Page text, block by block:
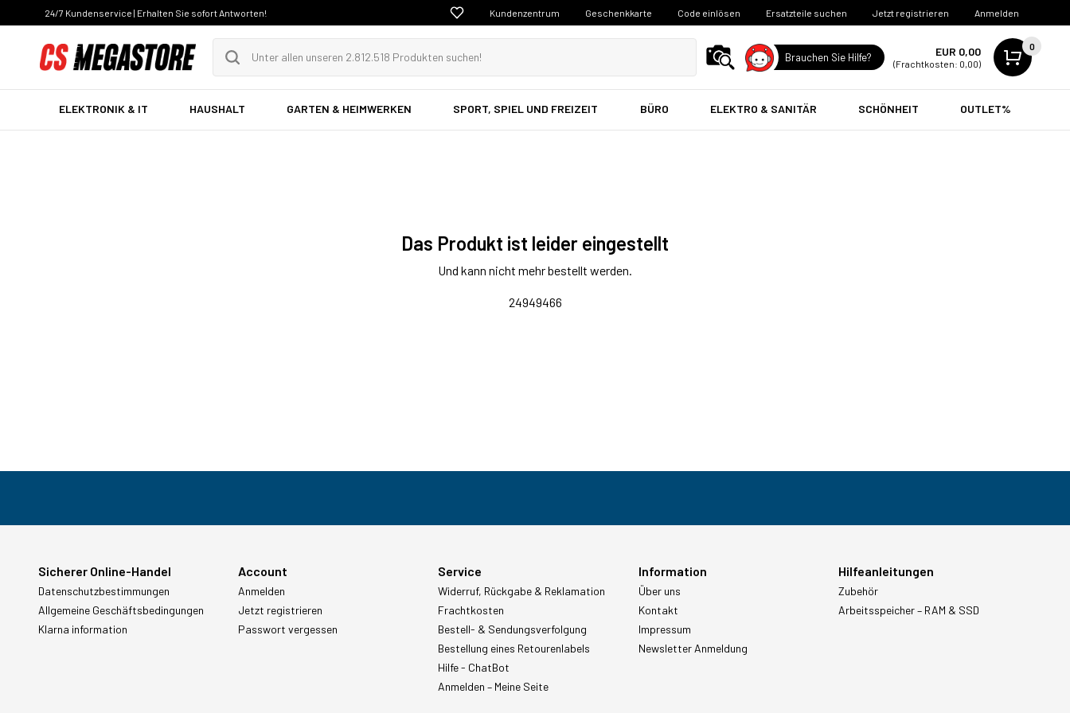
24/7 Kundenservice | Erhalten Sie sofort Antworten! Kundenzentrum Geschenkkarte Code einlösen Ersatzteile suchen Jetzt registrieren Anmelden
Brauchen Sie Hilfe? EUR 0,00
(Frachtkosten: 0,00)
0
ELEKTRONIK & IT HAUSHALT GARTEN & HEIMWERKEN SPORT, SPIEL UND FREIZEIT BÜRO ELEKTRO & SANITÄR SCHÖNHEIT OUTLET%
Das Produkt ist leider eingestellt
Und kann nicht mehr bestellt werden.
24949466
Sicherer Online-Handel
Datenschutzbestimmungen
Allgemeine Geschäftsbedingungen
Klarna information
Account
Anmelden
Jetzt registrieren
Passwort vergessen
Service
Widerruf, Rückgabe & Reklamation
Frachtkosten
Bestell- & Sendungsverfolgung
Bestellung eines Retourenlabels
Hilfe - ChatBot
Anmelden – Meine Seite
Information
Über uns
Kontakt
Impressum
Newsletter Anmeldung
Hilfeanleitungen
Zubehör
Arbeitsspeicher – RAM & SSD